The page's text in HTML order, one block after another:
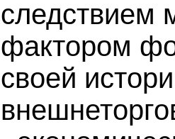
следствием
фактором
своей